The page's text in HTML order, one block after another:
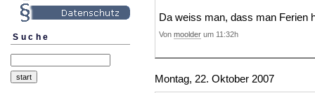
Suche
Da weiss man, dass man Ferien
Von moolder um 11:32h
Montag, 22. Oktober 2007